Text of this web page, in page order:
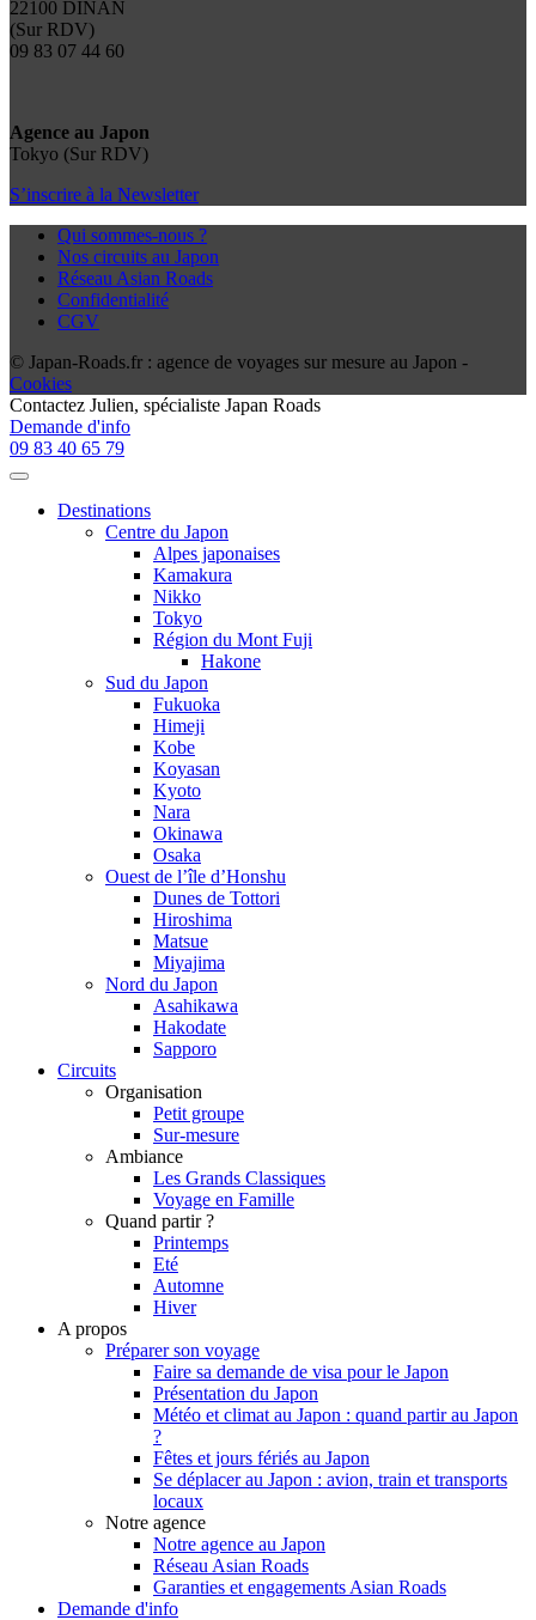
22100 DINAN
(Sur RDV)
09 83 07 44 60
Agence au Japon
Tokyo (Sur RDV)
S’inscrire à la Newsletter
Qui sommes-nous ?
Nos circuits au Japon
Réseau Asian Roads
Confidentialité
CGV
© Japan-Roads.fr : agence de voyages sur mesure au Japon -
Cookies
Contactez Julien, spécialiste Japan Roads
Demande d'info
09 83 40 65 79
Destinations
Centre du Japon
Alpes japonaises
Kamakura
Nikko
Tokyo
Région du Mont Fuji
Hakone
Sud du Japon
Fukuoka
Himeji
Kobe
Koyasan
Kyoto
Nara
Okinawa
Osaka
Ouest de l’île d’Honshu
Dunes de Tottori
Hiroshima
Matsue
Miyajima
Nord du Japon
Asahikawa
Hakodate
Sapporo
Circuits
Organisation
Petit groupe
Sur-mesure
Ambiance
Les Grands Classiques
Voyage en Famille
Quand partir ?
Printemps
Eté
Automne
Hiver
A propos
Préparer son voyage
Faire sa demande de visa pour le Japon
Présentation du Japon
Météo et climat au Japon : quand partir au Japon
?
Fêtes et jours fériés au Japon
Se déplacer au Japon : avion, train et transports
locaux
Notre agence
Notre agence au Japon
Réseau Asian Roads
Garanties et engagements Asian Roads
Demande d'info